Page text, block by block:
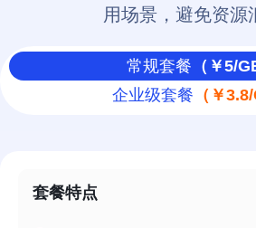
用场景，避免资源
常规套餐 （￥5/
企业级套餐 （￥3.8/
套餐特点